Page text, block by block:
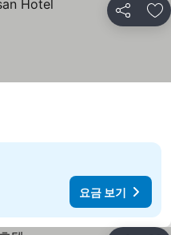
공유 즐
요금 보기